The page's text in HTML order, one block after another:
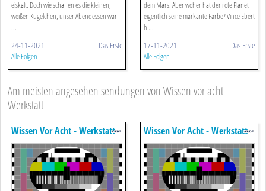
eiskalt. Doch wie schaffen es die kleinen,
weißen Kügelchen, unser Abendessen war
...
24-11-2021 Das Erste
Alle Folgen
dem Mars. Aber woher hat der rote Planet
eigentlich seine markante Farbe? Vince Ebert
h ...
17-11-2021 Das Erste
Alle Folgen
Am meisten angesehen sendungen von Wissen vor acht -
Werkstatt
Wissen Vor Acht - Werkstatt Wissen Vor Acht - Werkstatt